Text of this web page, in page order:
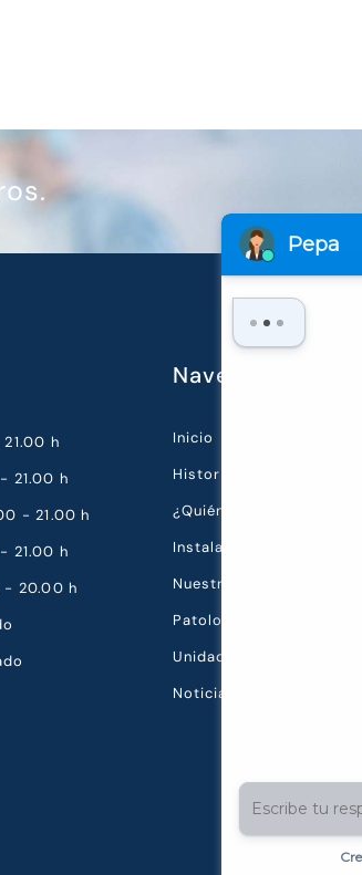
h
21.00 h
- 21.00 h
21.00 h
- 20.00 h
Navegación
Inicio
Historia de la Clínica
¿Quiénes Somos?
Instalaciones
Nuestra Tecnología
Patologías Oculares
Unidades Diagnósticas
Noticias